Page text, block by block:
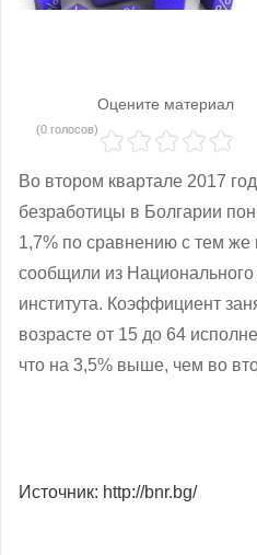
Оцените материал
(0 голосов)
Во втором квартале 2017
безработицы в Болгарии
1,7% по сравнению с тем же
сообщили из Национального
института. Коэффициент
возрасте от 15 до 64
что на 3,5% выше, чем во
Источник: http://bnr.bg/